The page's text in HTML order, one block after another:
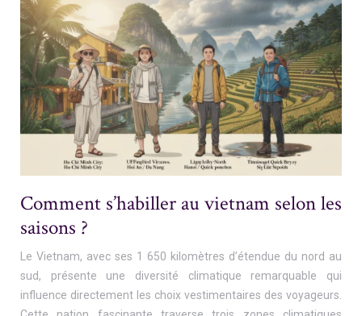
Comment s’habiller au vietnam selon les
saisons ?
Le Vietnam, avec ses 1 650 kilomètres d’étendue du nord au
sud, présente une diversité climatique remarquable qui
influence directement les choix vestimentaires des voyageurs.